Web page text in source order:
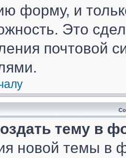
форму, и
Это
почтовой
тему в
новой темы в